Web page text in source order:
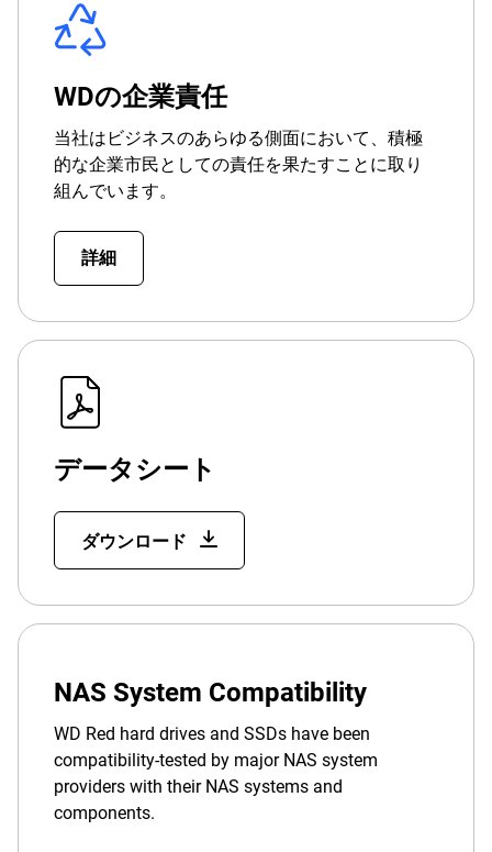
WDの企業責任
当社はビジネスのあらゆる側面において、積極
的な企業市民としての責任を果たすことに取り
組んでいます。
詳細
データシート
ダウンロード
NAS System Compatibility
WD Red hard drives and SSDs have been
compatibility-tested by major NAS system
providers with their NAS systems and
components.